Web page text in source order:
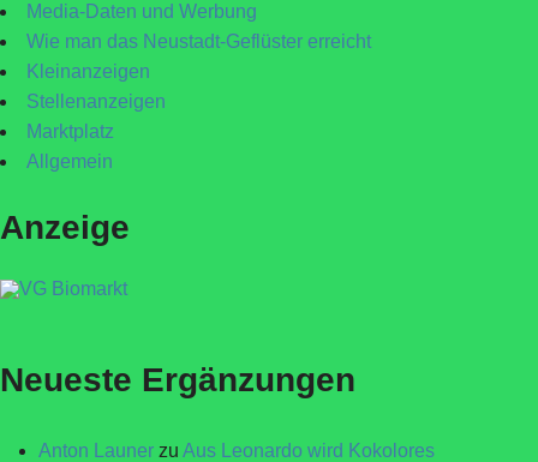
Media-Daten und Werbung
Wie man das Neustadt-Geflüster erreicht
Kleinanzeigen
Stellenanzeigen
Marktplatz
Allgemein
Anzeige
Neueste Ergänzungen
Anton Launer zu Aus Leonardo wird Kokolores